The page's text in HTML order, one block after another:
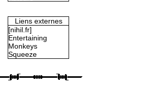
Liens externes
[nihil.fr]
Entertaining
Monkeys
Squeeze